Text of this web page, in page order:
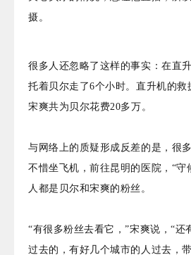
摄。
很多人还忽略了这样的事实：在直
托着贝尔走了6个小时。 直升机的救
宋爽共为贝尔花费20多万。
与网络上的质疑形成反差的是，很
不惜坐飞机，前往昆明的医院，“守
人都是贝尔和宋爽的粉丝。
“有很多粉丝去看它，”宋爽说，“还
过去的，有好几个城市的人过去，